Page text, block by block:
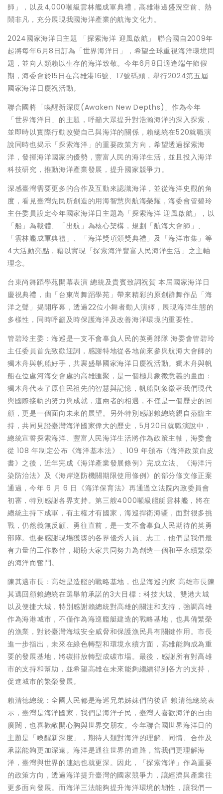
師」，以及4,000噸級雲林艦成軍典禮，高雄港邊盛況空前、熱
鬧非凡，充分展現我國海洋產業的航海文化力。
2024國家海洋日主題 「探索海洋 迎風啟航」 聯合國自2009年
起將每年6月8日訂為「世界海洋日」，希望全球重視海洋環境問
題，並向人類賴以生存的海洋致敬。今年6月8日適逢端午節假
期，海委會於15日在高雄港16號、17號碼頭，舉行2024第五屆
國家海洋日慶祝活動。
聯合國將「喚醒新深度(Awaken New Depths)」作為今年
「世界海洋日」的主題，呼籲大眾提升對浩瀚海洋的深入探索，
並即時以實際行動改變自己與海洋的關係，賴總統在520就職演
說同時也揭示「探索海洋」的重要政策方向，希望透過探索海
洋，發揮海洋國家的優勢，豐富人民的海洋生活，並且投入海洋
科技研究，推動海洋產業發展，提升國家競爭力。
深感臺灣需要更多的合作及互動來認識海洋，並從海洋史觀的角
度，看見臺灣先民所創造的用海智慧與航海榮耀，海委會管碧玲
主任委員設定今年國家海洋日主題為「探索海洋 迎風啟航」，以
「船」為載體、「出航」為核心架構，規劃「航海大會師」、
「雲林艦成軍典禮」、「海洋獎項頒獎典禮」及「海洋市集」等
4大活動亮點，藉以實現「探索海洋豐富人民海洋生活」之主軸
理念。
台東尚舞蹈學苑開幕表演 總統及貴賓致詞祝賀 本屆國家海洋日
慶祝典禮，由「台東尚舞蹈學苑」帶來精彩的原創群舞作品「海
洋之聲」揭開序幕，透過22位小舞者動人演繹，展現海洋生態的
多樣性，同時呼籲及時保護海洋及改善海洋環境的重要性。
管碧玲主委：海巡是一支不會辜負人民的英勇部隊 海委會管碧玲
主任委員首先致歡迎詞，感謝特地從各地前來參與航海大會師的
獨木舟與帆船好手，共襄盛舉國家海洋日慶祝活動。獨木舟與帆
船在位處河海交會處的高雄匯聚，是一個極具象徵意義的畫面：
獨木舟代表了原住民祖先的智慧與記憶，帆船則象徵著我們現代
與國際接軌的努力與成就，這兩者的相遇，不僅是一個歷史的回
顧，更是一個面向未來的展望。另外特別感謝賴總統親自蒞臨主
持，共同見證臺灣海洋國家偉大的歷史，5月20日就職演說中，
總統宣誓探索海洋、豐富人民海洋生活將作為政策主軸，海委會
從 108 年制定公布《海洋基本法》、109 年頒布《海洋政策白皮
書》之後，近年完成《海洋產業發展條例》完成立法、《海洋污
染防治法》及《海岸巡防機關期限使用條例》的部分條文修正案
通過，今年 6 月 6 日《海洋保育法》再通過立法院內政委員會
初審，特別感謝各界支持。第三艘4000噸級艦艇雲林艦，將在
總統主持下成軍，有主權才有國家，海巡捍衛海疆，面對很多挑
戰，仍然義無反顧、勇往直前，是一支不會辜負人民期待的英勇
部隊。也要感謝現場獲獎的各界優秀人員、志工，他們是我們最
有力量的工作夥伴，期盼大家共同努力為創造一個和平永續繁榮
的海洋而奮鬥。
陳其邁市長：高雄是造艦的戰略基地，也是海巡的家 高雄市長陳
其邁回顧賴總統在選舉前承諾的3大目標：科技大城、雙港大城
以及便捷大城，特別感謝賴總統對高雄的關注和支持，強調高雄
作為海港城市，不僅作為海巡艦艇建造的戰略基地，也具備繁榮
的漁業，對於臺灣海域安全威脅和保護漁民具有關鍵作用。市長
進一步指出，未來在綠色轉型和環境永續方面，高雄能夠成為重
要的發展基地，將碳排放轉型成碳市場。最後，感謝所有對高雄
市的支持和幫助，並希望高雄在未來能夠繼續得到各方的支持，
促進城市的繁榮發展。
賴清德總統：全國人民都是海巡兄弟姊妹們的後盾 賴清德總統表
示，臺灣是海洋國家，我們是海洋子民，臺灣人喜歡海洋的自由
廣闊，也喜歡敞開心胸與世界交朋友。今年聯合國世界海洋日的
主題是「喚醒新深度」，期待人類對海洋的理解、同情、合作及
承諾能夠更加深遠。海洋是通往世界的道路，當我們更理解海
洋，臺灣與世界的連結也就更深。因此，「探索海洋」作為重要
的政策方向，透過海洋提升臺灣的國家競爭力，讓經濟與產業往
更多面向發展。而海洋三法能夠提升海洋環境的韌性，讓我們一